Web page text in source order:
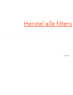
Herstel alle filters